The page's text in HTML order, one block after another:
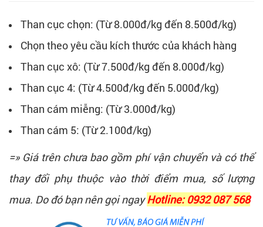
Than cục chọn: (Từ 8.000đ/kg đến 8.500đ/kg)
Chọn theo yêu cầu kích thước của khách hàng
Than cục xô: (Từ 7.500đ/kg đến 8.000đ/kg)
Than cục 4: (Từ 4.500đ/kg đến 5.000đ/kg)
Than cám miễng: (Từ 3.000đ/kg)
Than cám 5: (Từ 2.100đ/kg)
=» Giá trên chưa bao gồm phí vận chuyển và có thể
thay đổi phụ thuộc vào thời điểm mua, số lượng
mua. Do đó bạn nên gọi ngayHotline: 0932 087 568